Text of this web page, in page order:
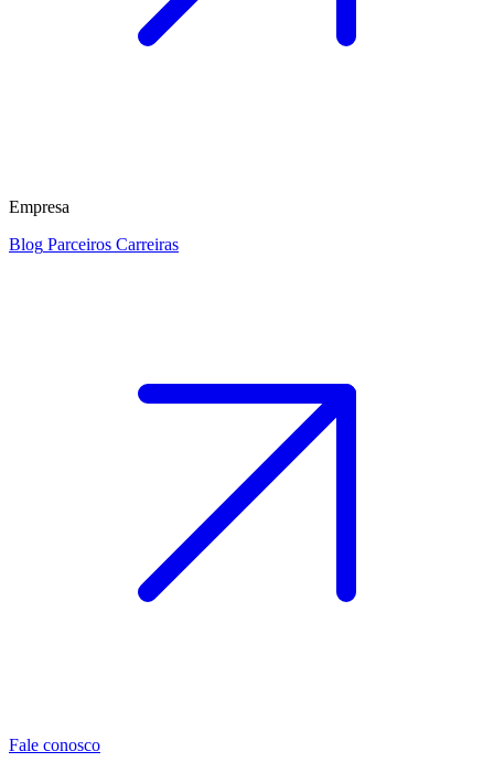
Empresa
Blog Parceiros Carreiras
Fale conosco